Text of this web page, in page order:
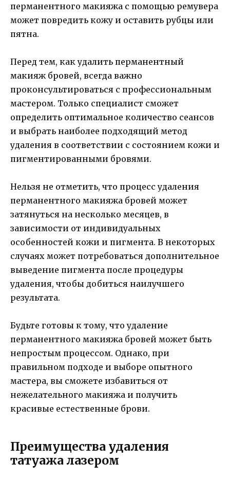
перманентного макияжа с помощью ремувера
может повредить кожу и оставить рубцы или
пятна.
Перед тем, как удалить перманентный
макияж бровей, всегда важно
проконсультироваться с профессиональным
мастером. Только специалист сможет
определить оптимальное количество сеансов
и выбрать наиболее подходящий метод
удаления в соответствии с состоянием кожи и
пигментированными бровями.
Нельзя не отметить, что процесс удаления
перманентного макияжа бровей может
затянуться на несколько месяцев, в
зависимости от индивидуальных
особенностей кожи и пигмента. В некоторых
случаях может потребоваться дополнительное
выведение пигмента после процедуры
удаления, чтобы добиться наилучшего
результата.
Будьте готовы к тому, что удаление
перманентного макияжа бровей может быть
непростым процессом. Однако, при
правильном подходе и выборе опытного
мастера, вы сможете избавиться от
нежелательного макияжа и получить
красивые естественные брови.
Преимущества удаления
татуажа лазером